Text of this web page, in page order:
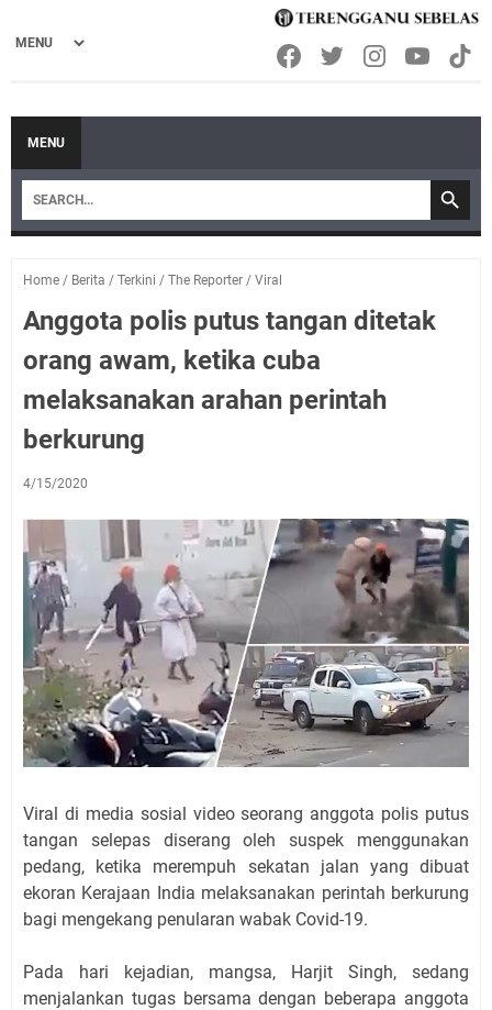
MENU
Home / Berita / Terkini / The Reporter / Viral
Anggota polis putus tangan ditetak
orang awam, ketika cuba
melaksanakan arahan perintah
berkurung
4/15/2020
Viral di media sosial video seorang anggota polis putus
tangan selepas diserang oleh suspek menggunakan
pedang, ketika merempuh sekatan jalan yang dibuat
ekoran Kerajaan India melaksanakan perintah berkurung
bagi mengekang penularan wabak Covid-19.
Pada hari kejadian, mangsa, Harjit Singh, sedang
menjalankan tugas bersama dengan beberapa anggota